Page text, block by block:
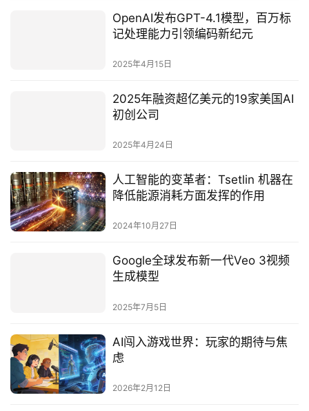
OpenAI发布GPT-4.1模型，百万标
记处理能力引领编码新纪元
2025年4月15日
2025年融资超亿美元的19家美国AI
初创公司‌
2025年4月24日
人工智能的变革者：Tsetlin 机器在
降低能源消耗方面发挥的作用
2024年10月27日
Google全球发布新一代Veo 3视频
生成模型
2025年7月5日
AI闯入游戏世界：玩家的期待与焦
虑
2026年2月12日